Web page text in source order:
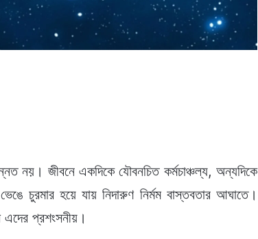
নয়। জীবনে একদিকে যৌবনচিত কর্মচাঞ্চল্য, অন্যদিকে
চুরমার হয়ে যায় নিদারুণ নির্মম বাস্তবতার আঘাতে।
প্রশংসনীয়।